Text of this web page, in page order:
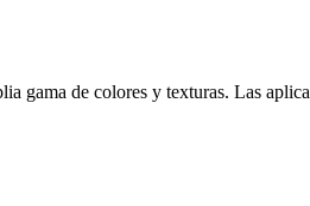
de colores y texturas. Las